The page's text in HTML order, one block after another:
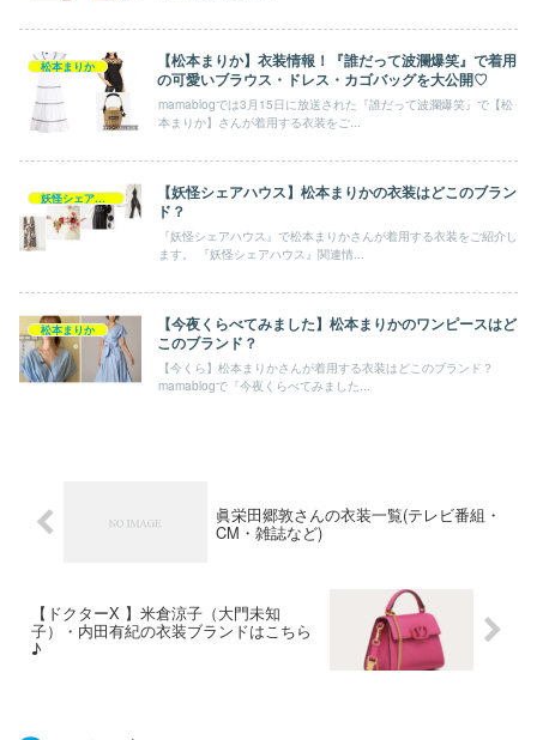
松本まりか
【松本まりか】衣装情報！『誰だって波瀾爆笑』で着用
の可愛いブラウス・ドレス・カゴバッグを大公開♡
mamablogでは3月15日に放送された『誰だって波瀾爆笑』で【松
本まりか】さんが着用する衣装をご...
妖怪シェアハウス
【妖怪シェアハウス】松本まりかの衣装はどこのブラン
ド？
『妖怪シェアハウス』で松本まりかさんが着用する衣装をご紹介し
ます。 『妖怪シェアハウス』関連情...
松本まりか
【今夜くらべてみました】松本まりかのワンピースはど
このブランド？
【今くら】松本まりかさんが着用する衣装はどこのブランド？
mamablogで『今夜くらべてみました...
眞栄田郷敦さんの衣装一覧(テレビ番組・
CM・雑誌など)
【ドクターX 】米倉涼子（大門未知
子）・内田有紀の衣装ブランドはこちら
♪